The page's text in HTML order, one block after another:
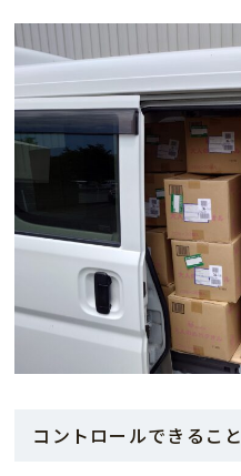
コントロールできること